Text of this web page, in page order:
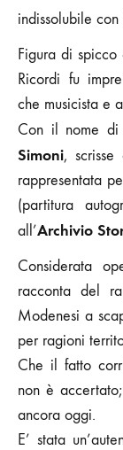
indissolubile
Figura di
Ricordi fu
che musicista e
Con il nome
Simoni,
rappresentata
(partitura
all’Archivio
Considerata
racconta del
Modenesi a
per ragioni
Che il fatto
non è
ancora oggi.
E’ stata